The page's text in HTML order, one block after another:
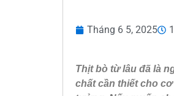
Tháng 6 5, 2025
Thịt bò từ lâu đã là
chất cần thiết cho